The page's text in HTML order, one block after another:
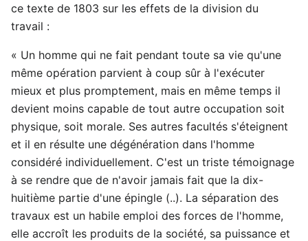
ce texte de 1803 sur les effets de la division du
travail :
« Un homme qui ne fait pendant toute sa vie qu'une
même opération parvient à coup sûr à l'exécuter
mieux et plus promptement, mais en même temps il
devient moins capable de tout autre occupation soit
physique, soit morale. Ses autres facultés s'éteignent
et il en résulte une dégénération dans l'homme
considéré individuellement. C'est un triste témoignage
à se rendre que de n'avoir jamais fait que la dix-
huitième partie d'une épingle (..). La séparation des
travaux est un habile emploi des forces de l'homme,
elle accroît les produits de la société, sa puissance et